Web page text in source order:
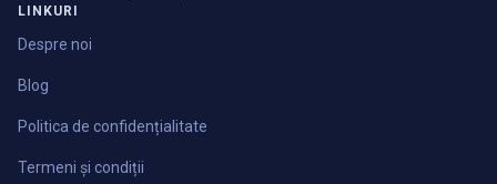
LINKURI
Despre noi
Blog
Politica de confidențialitate
Termeni și condiții